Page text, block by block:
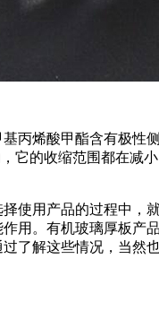
丙烯酸甲酯含有极
它的收缩范围都在减
使用产品的过程中
用。有机玻璃厚板
了解这些情况，当然